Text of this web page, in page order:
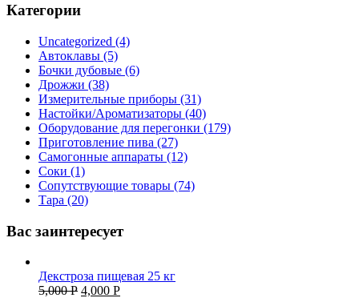
Категории
Uncategorized (4)
Автоклавы (5)
Бочки дубовые (6)
Дрожжи (38)
Измерительные приборы (31)
Настойки/Ароматизаторы (40)
Оборудование для перегонки (179)
Приготовление пива (27)
Самогонные аппараты (12)
Соки (1)
Сопутствующие товары (74)
Тара (20)
Вас заинтересует
Декстроза пищевая 25 кг
5,000Р 4,000 Р